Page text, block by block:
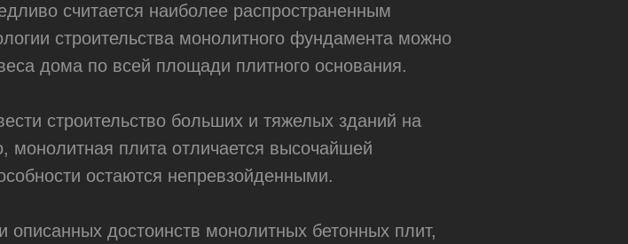
считается наиболее распространенным
строительства монолитного фундамента можно
дома по всей площади плитного основания.
строительство больших и тяжелых зданий на
монолитная плита отличается высочайшей
остаются непревзойденными.
описанных достоинств монолитных бетонных плит,